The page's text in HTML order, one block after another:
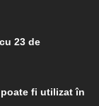
23 de
poate fi utilizat în